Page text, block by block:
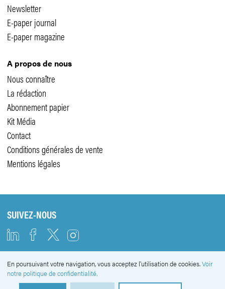
Newsletter
E-paper journal
E-paper magazine
A propos de nous
Nous connaître
La rédaction
Abonnement papier
Kit Média
Contact
Conditions générales de vente
Mentions légales
SUIVEZ-NOUS
NEWSLETTER
En poursuivant votre navigation, vous acceptez l'utilisation de cookies.Voir
notre politique de confidentialité.